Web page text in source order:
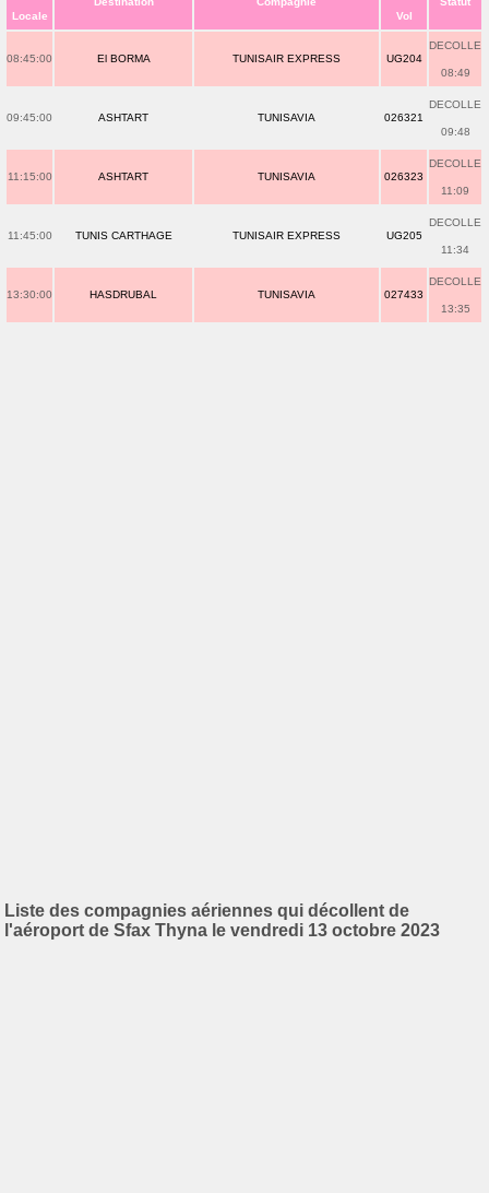
Locale Vol
08:45:00 El BORMA TUNISAIR EXPRESS UG204
DECOLLE
08:49
09:45:00 ASHTART TUNISAVIA 026321
DECOLLE
09:48
11:15:00 ASHTART TUNISAVIA 026323
DECOLLE
11:09
11:45:00 TUNIS CARTHAGE TUNISAIR EXPRESS UG205
DECOLLE
11:34
13:30:00 HASDRUBAL TUNISAVIA 027433
DECOLLE
13:35
Liste des compagnies aériennes qui décollent de
l'aéroport de Sfax Thyna le vendredi 13 octobre 2023